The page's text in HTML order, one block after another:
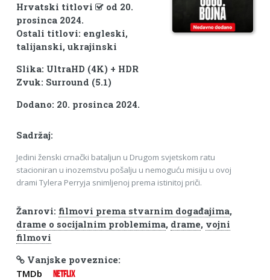
Hrvatski titlovi
od 20.
prosinca 2024.
Ostali titlovi: engleski,
talijanski, ukrajinski
Slika: UltraHD (4K) + HDR
Zvuk: Surround (5.1)
Dodano: 20. prosinca 2024.
Sadržaj:
Jedini ženski crnački bataljun u Drugom svjetskom ratu
stacioniran u inozemstvu pošalju u nemoguću misiju u ovoj
drami Tylera Perryja snimljenoj prema istinitoj priči.
Žanrovi: filmovi prema stvarnim događajima,
drame o socijalnim problemima, drame, vojni
filmovi
Vanjske poveznice:
TMDb NETFLIX